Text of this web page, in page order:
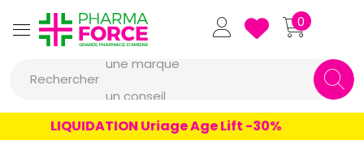
Pharmaforce Grande Pharmacie
0
Rechercher
une marque
un produit
une marque
LIQUIDATION Uriage Age Lift -30%